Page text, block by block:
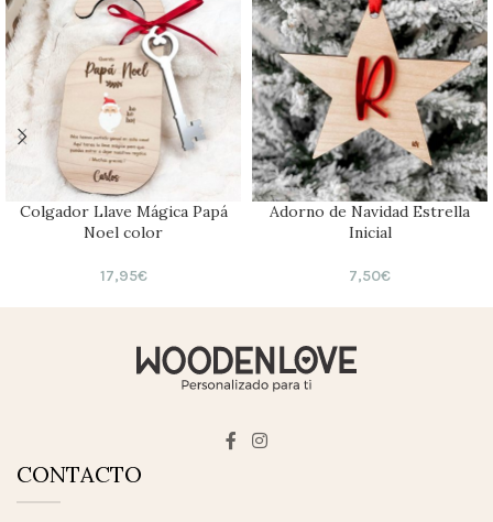
Colgador Llave Mágica Papá
Noel color
17,95€
Adorno de Navidad Estrella
Inicial
7,50€
CONTACTO